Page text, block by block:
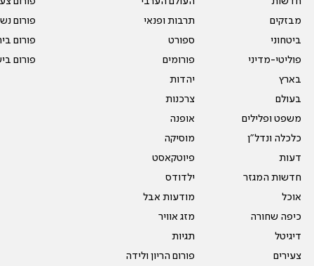
מבזקים
ביטחוני
פוליטי-מדיני
בארץ
בעולם
משפט ופלילים
כלכלה ונדל"ן
דעות
חדשות המגזר
אוכל
כיפה שחורה
דיגיטל
צעירים
תרבות ופנאי
ספורט
פורומים
יהדות
צרכנות
אופנה
מוסיקה
פיוטקאסט
ילדודס
מודעות אבל
מזג אוויר
תגיות
פורום הריון ולידה
פורום
פורום
פורום